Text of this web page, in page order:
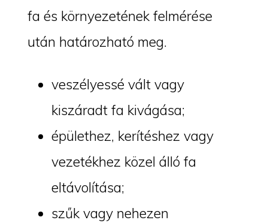
fa és környezetének felmérése
után határozható meg.
veszélyessé vált vagy
kiszáradt fa kivágása;
épülethez, kerítéshez vagy
vezetékhez közel álló fa
eltávolítása;
szűk vagy nehezen